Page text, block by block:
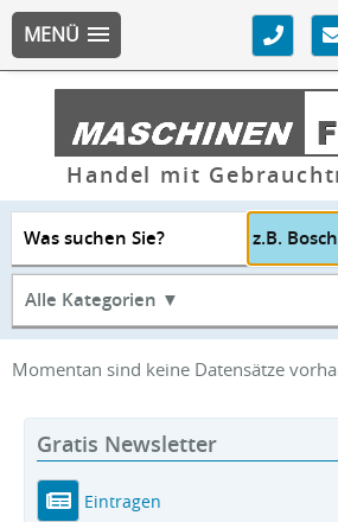
MENÜ
Handel mit
Was suchen Sie?
Alle Kategorien ▼
Momentan sind keine Datensätze
Gratis Newsletter
Eintragen